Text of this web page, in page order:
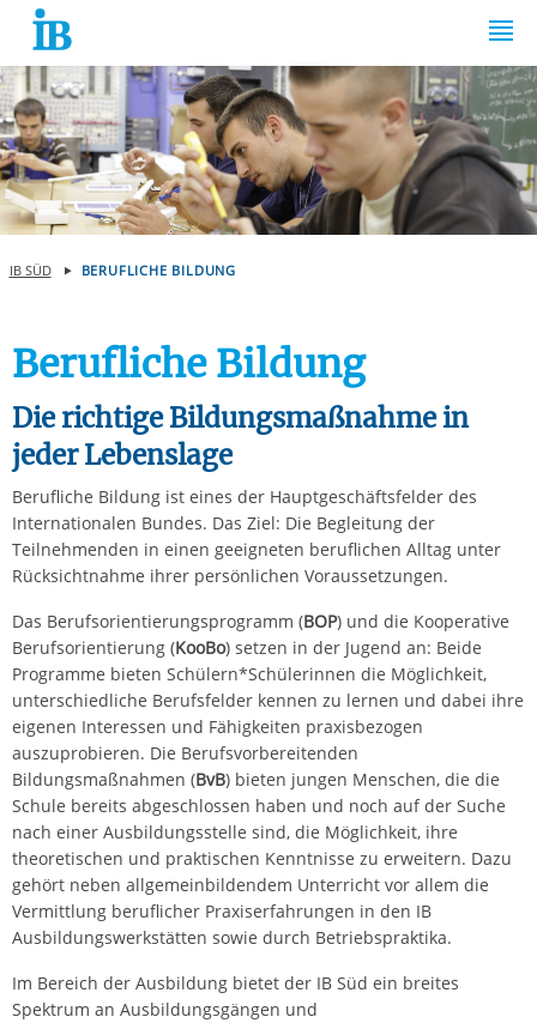
Springe zum Inhalt
IB SÜD BERUFLICHE BILDUNG
Berufliche Bildung
Die richtige Bildungsmaßnahme in
jeder Lebenslage
Berufliche Bildung ist eines der Hauptgeschäftsfelder des
Internationalen Bundes. Das Ziel: Die Begleitung der
Teilnehmenden in einen geeigneten beruflichen Alltag unter
Rücksichtnahme ihrer persönlichen Voraussetzungen.
Das Berufsorientierungsprogramm (BOP) und die Kooperative
Berufsorientierung (KooBo) setzen in der Jugend an: Beide
Programme bieten Schülern*Schülerinnen die Möglichkeit,
unterschiedliche Berufsfelder kennen zu lernen und dabei ihre
eigenen Interessen und Fähigkeiten praxisbezogen
auszuprobieren. Die Berufsvorbereitenden
Bildungsmaßnahmen (BvB) bieten jungen Menschen, die die
Schule bereits abgeschlossen haben und noch auf der Suche
nach einer Ausbildungsstelle sind, die Möglichkeit, ihre
theoretischen und praktischen Kenntnisse zu erweitern. Dazu
gehört neben allgemeinbildendem Unterricht vor allem die
Vermittlung beruflicher Praxiserfahrungen in den IB
Ausbildungswerkstätten sowie durch Betriebspraktika.
Im Bereich der Ausbildung bietet der IB Süd ein breites
Spektrum an Ausbildungsgängen und